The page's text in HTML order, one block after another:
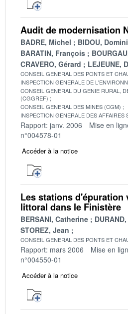
Audit de modernisation
BADRE, Michel
BIDOU,
BARATIN, François
CRAVERO, Gérard
LEJEUNE,
CONSEIL GENERAL DES PONTS ET
INSPECTION GENERALE DE
CONSEIL GENERAL DU GENIE RURAL,
(CGGREF)
CONSEIL GENERAL DES MINES (CGM)
INSPECTION GENERALE DES AFFAIRES
Rapport: janv. 2006 Mise en
n°004578-01
Accéder à la notice
Les stations d'épuration
littoral dans le Finistère
BERSANI, Catherine
STOREZ, Jean
CONSEIL GENERAL DES PONTS ET
Rapport: mars 2006 Mise en
n°004550-01
Accéder à la notice